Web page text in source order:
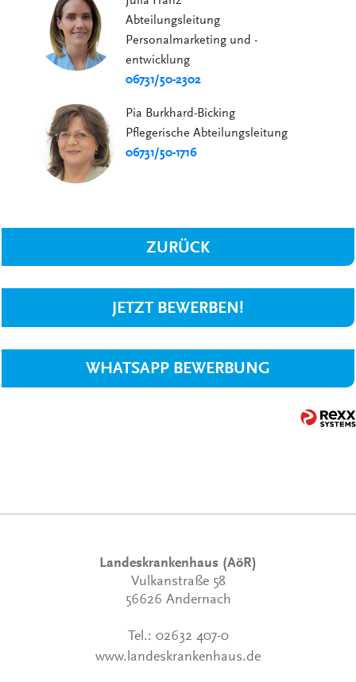
Abteilungsleitung
Personalmarketing und -
entwicklung
06731/50-2302
Pia Burkhard-Bicking
Pflegerische Abteilungsleitung
06731/50-1716
ZURÜCK
JETZT BEWERBEN!
WHATSAPP BEWERBUNG
Landeskrankenhaus (AöR)
Vulkanstraße 58
56626 Andernach
Tel.: 02632 407-0
www.landeskrankenhaus.de